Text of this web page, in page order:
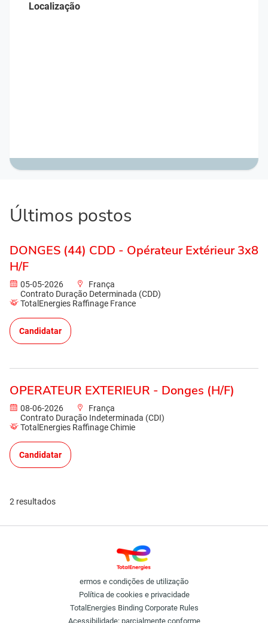
Localização
Últimos postos
DONGES (44) CDD - Opérateur Extérieur 3x8
H/F
05-05-2026
França
Contrato Duração Determinada (CDD)
TotalEnergies Raffinage France
Candidatar
OPERATEUR EXTERIEUR - Donges (H/F)
08-06-2026
França
Contrato Duração Indeterminada (CDI)
TotalEnergies Raffinage Chimie
Candidatar
2 resultados
ermos e condições de utilização
Política de cookies e privacidade
TotalEnergies Binding Corporate Rules
Acessibilidade: parcialmente conforme